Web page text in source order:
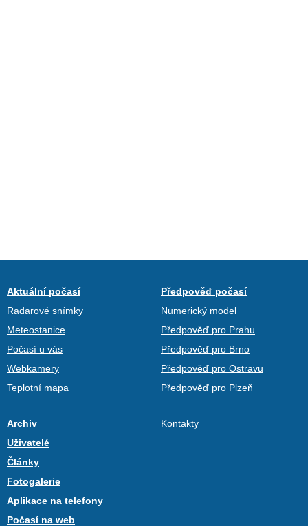
Aktuální počasí
Radarové snímky
Meteostanice
Počasí u vás
Webkamery
Teplotní mapa
Předpověď počasí
Numerický model
Předpověď pro Prahu
Předpověď pro Brno
Předpověď pro Ostravu
Předpověď pro Plzeň
Archiv
Uživatelé
Články
Fotogalerie
Aplikace na telefony
Počasí na web
Kontakty